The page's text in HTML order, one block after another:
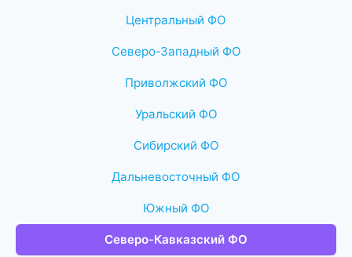
Центральный ФО
Северо-Западный ФО
Приволжский ФО
Уральский ФО
Сибирский ФО
Дальневосточный ФО
Южный ФО
Северо-Кавказский ФО